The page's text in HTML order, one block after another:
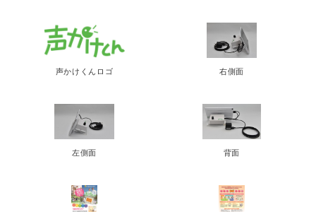
声かけくんロゴ 右側面
左側面 背面